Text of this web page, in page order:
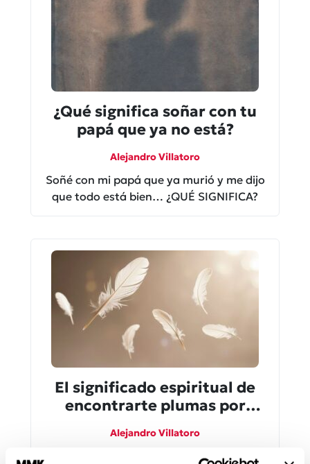
¿Qué significa soñar con tu
papá que ya no está?
Alejandro Villatoro
Soñé con mi papá que ya murió y me dijo
que todo está bien… ¿QUÉ SIGNIFICA?
El significado espiritual de
encontrarte plumas por
Alejandro Villatoro
Descubre el significado espiritual